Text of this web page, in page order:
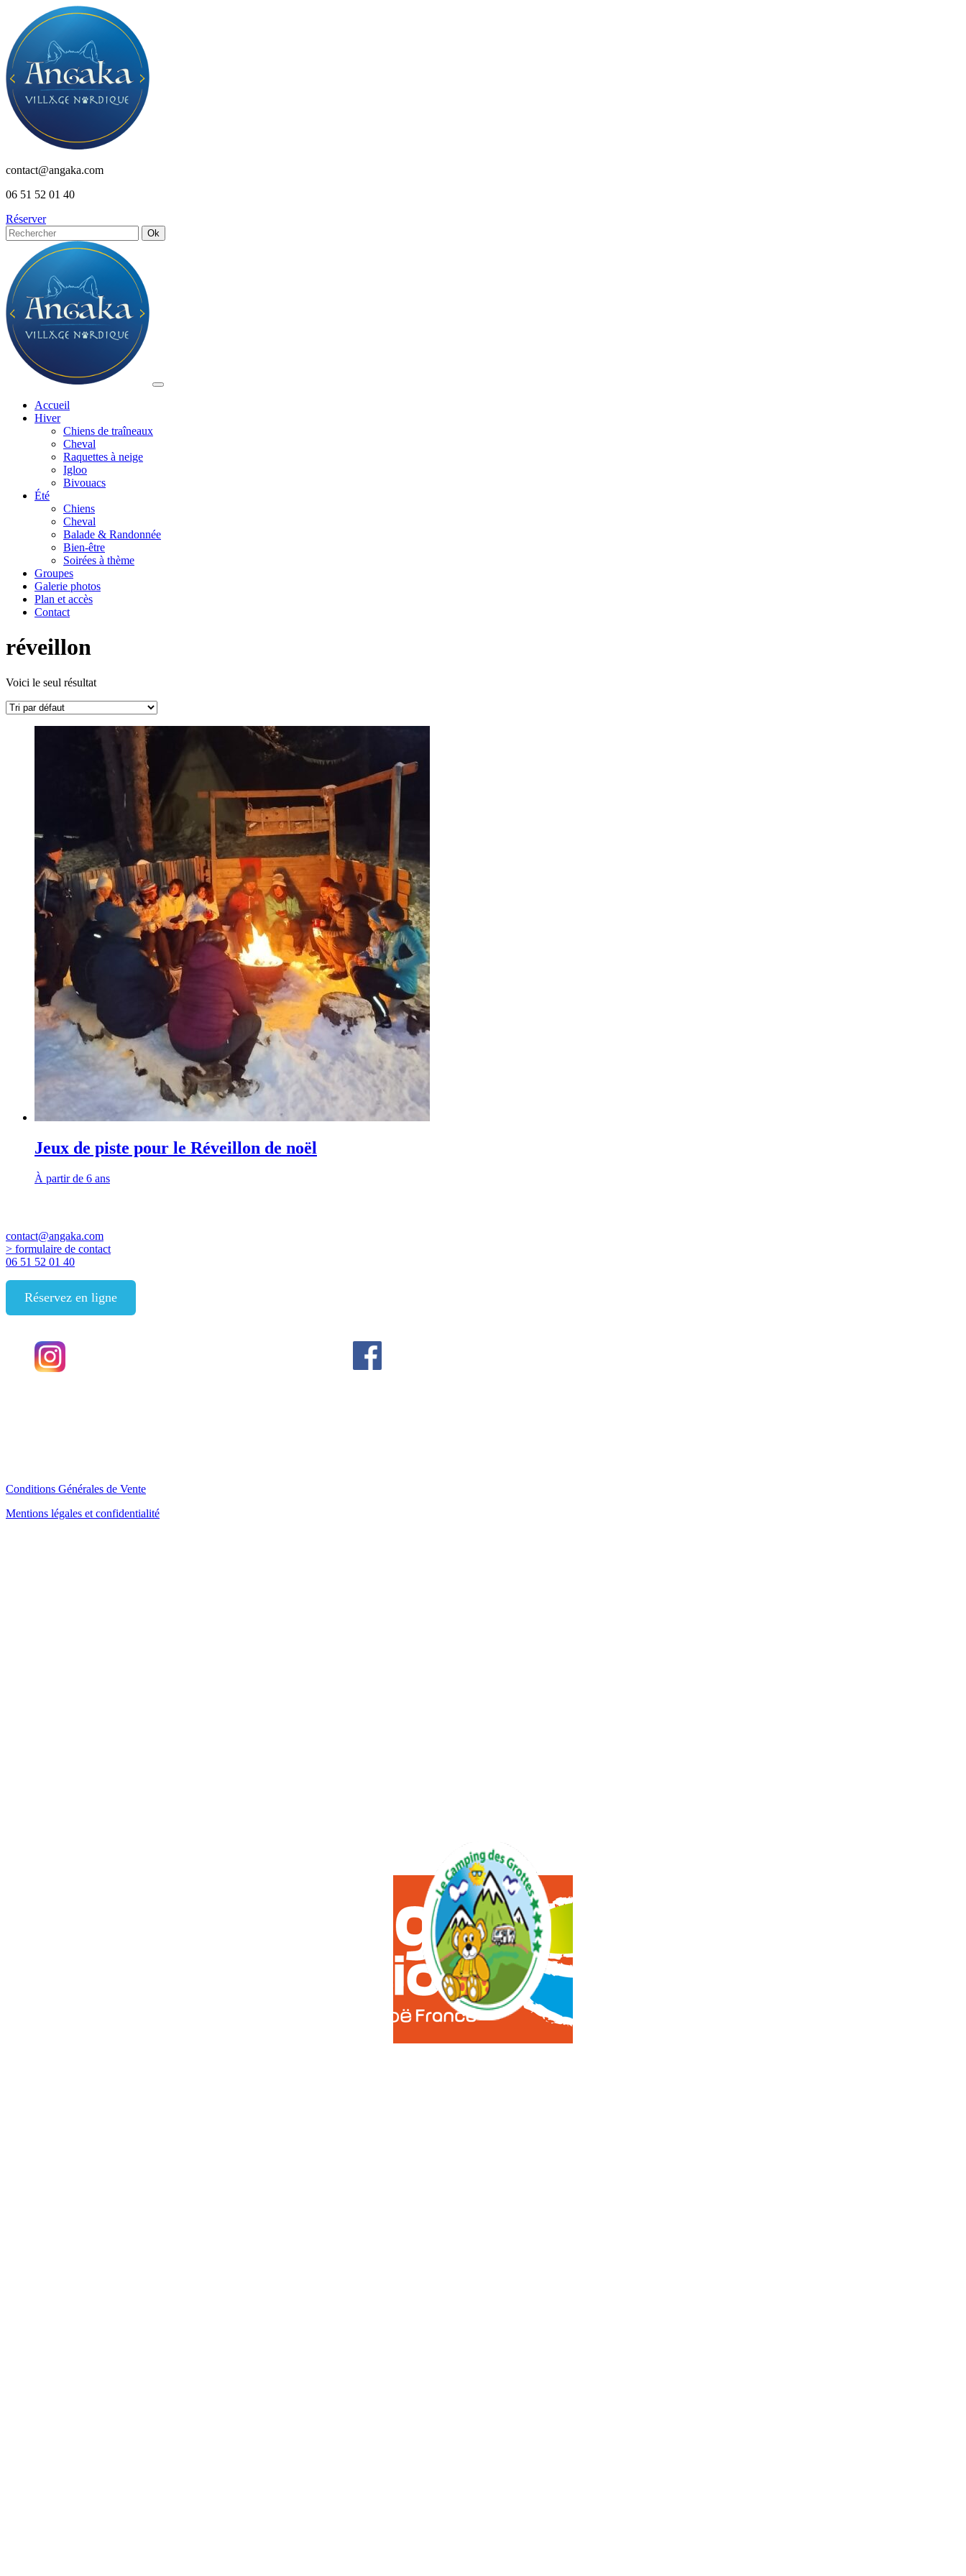
content
contact@angaka.com
06 51 52 01 40
Réserver
Ok
Accueil
Hiver
Chiens de traîneaux
Cheval
Raquettes à neige
Igloo
Bivouacs
Été
Chiens
Cheval
Balade & Randonnée
Bien-être
Soirées à thème
Groupes
Galerie photos
Plan et accès
Contact
réveillon
Voici le seul résultat
Jeux de piste pour le Réveillon de noël
À partir de 6 ans
contact@angaka.com
> formulaire de contact
06 51 52 01 40
Réservez en ligne
Conditions Générales de Vente
Mentions légales et confidentialité